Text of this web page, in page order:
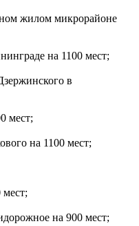
жилом микрорайоне
на 1100 мест;
в
мест;
на 1100 мест;
на 900 мест;